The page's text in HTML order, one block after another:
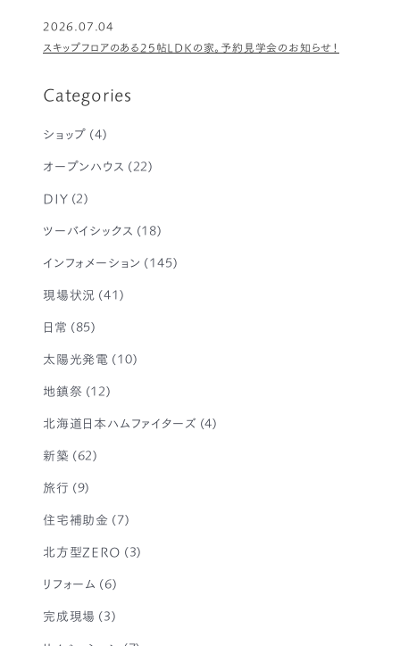
2026.07.04
スキップフロアのある25帖LDKの家。予約見学会のお知らせ！
Categories
ショップ (4)
オープンハウス (22)
DIY (2)
ツーバイシックス (18)
インフォメーション (145)
現場状況 (41)
日常 (85)
太陽光発電 (10)
地鎮祭 (12)
北海道日本ハムファイターズ (4)
新築 (62)
旅行 (9)
住宅補助金 (7)
北方型ZERO (3)
リフォーム (6)
完成現場 (3)